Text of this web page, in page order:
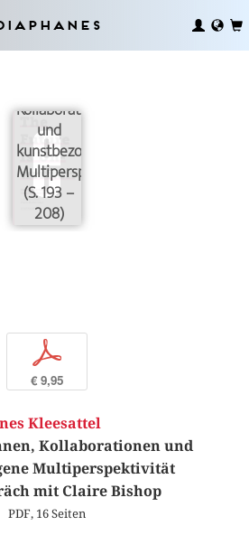
Kollaborationen
und
kunstbezogene
Multiperspektivität
(S. 193 –
208)
p
€ 9,95
Kleesattel
Kollaborationen und
Multiperspektivität
mit Claire Bishop
PDF, 16 Seiten